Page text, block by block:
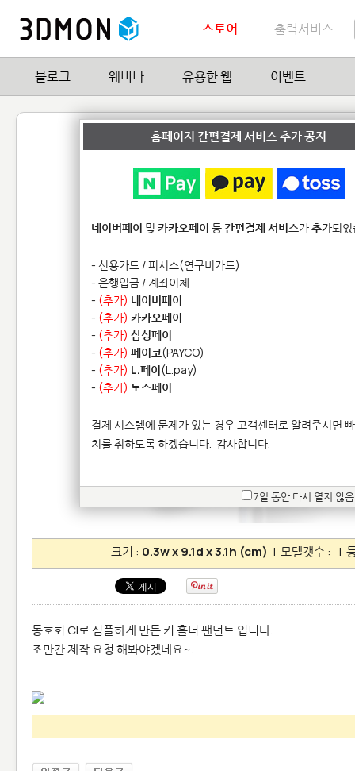
스토어 출력서비스
블로그 웨비나 유용한 웹 이벤트
가루 1| Hit15,146
크기 : 0.3w x 9.1d x 3.1h (cm) | 모델갯수 : |
동호회 CI로 심플하게 만든 키 홀더 팬던트 입니다.
조만간 제작 요청 해봐야겠네요~.
홈페이지 간편결제 서비스 추가 공지
네이버페이 및 카카오페이 등간편결제 서비스가추가되
- 신용카드 / 피시스(연구비카드)
- 은행입금 / 계좌이체
- (추가) 네이버페이
- (추가) 카카오페이
- (추가) 삼성페이
- (추가) 페이코(PAYCO)
- (추가) L.페이(L.pay)
- (추가) 토스페이
결제 시스템에 문제가 있는 경우 고객센터로 알려주시면
치를 취하도록 하겠습니다. 감사합니다.
7일 동안 다시 열지 않음